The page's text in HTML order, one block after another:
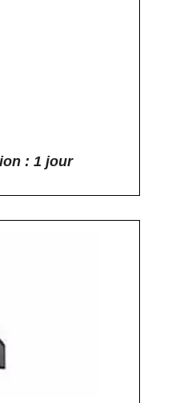
: 1 jour